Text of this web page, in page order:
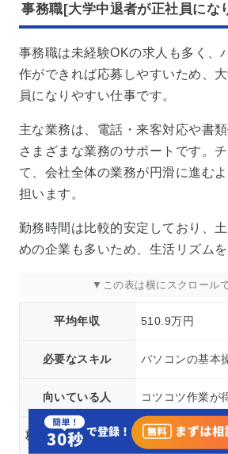
事務職[大学中退者が正社員にな
事務職は未経験OKの求人も多く、
作ができれば応募しやすいため、
員になりやすい仕事です。
主な業務は、電話・来客対応や書
さまざまな業務のサポートです。
て、会社全体の業務が円滑に進む
担います。
勤務時間は比較的安定しており、
めの企業も多いため、生活リズムを
平均年収 510.9万円
必要なスキル パソコンの基本
向いている人 コツコツ作業が
就職するための方法 未経験OKの事